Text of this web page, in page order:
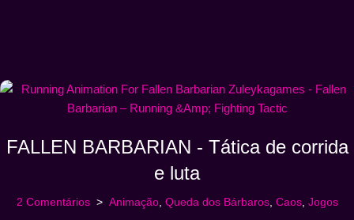
FALLEN BARBARIAN - Tática de corrida
e luta
2 Comentários Animação, Queda dos Bárbaros, Caos, Jogos